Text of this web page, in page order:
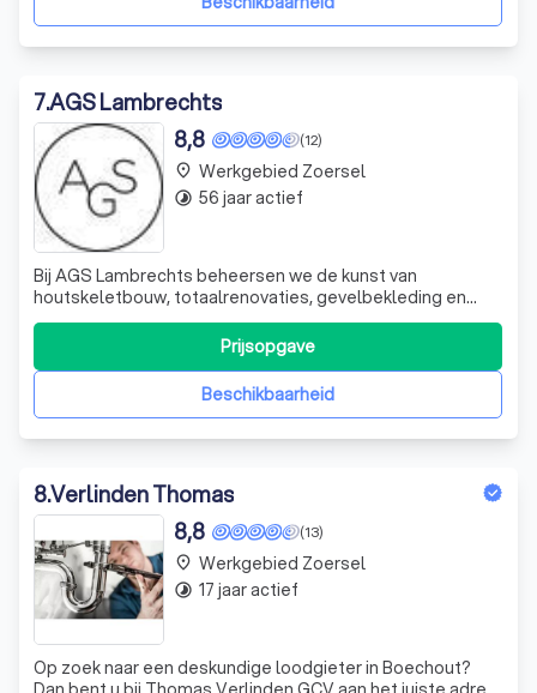
7.AGS Lambrechts
(12)
8,8
Bij AGS Lambrechts beheersen we de kunst van
houtskeletbouw, totaalrenovaties, gevelbekleding en
dakwerken met een ongeëvenaarde expertise die we
gedurende 25 jaar hebben opgebouwd. Ons familiebedrijf,
versterkt door de energie en vernieuwing van zoon en
medezaakvoerder Nick, garandeert persoonlijke
Beschikbaarheid
Prijsopgave
place Werkgebied Zoersel
timelapse 56 jaar actief
8.Verlinden Thomas
(13)
8,8
Op zoek naar een deskundige loodgieter in Boechout?
place Werkgebied Zoersel
timelapse 17 jaar actief